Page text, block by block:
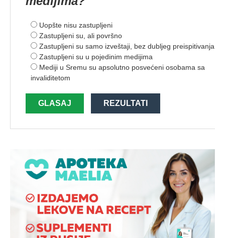
Uopšte nisu zastupljeni
Zastupljeni su, ali površno
Zastupljeni su samo izveštaji, bez dubljeg preispitivanja
Zastupljeni su u pojedinim medijima
Mediji u Sremu su apsolutno posvećeni osobama sa
invaliditetom
GLASAJ REZULTATI